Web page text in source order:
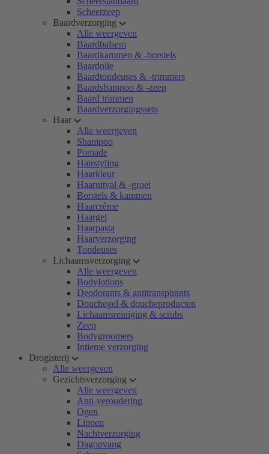
Scheerzeep
Baardverzorging
Alle weergeven
Baardbalsem
Baardkammen & -borstels
Baardolie
Baardtondeuses & -trimmers
Baardshampoo & -zeep
Baard trimmen
Baardverzorgingssets
Haar
Alle weergeven
Shampoo
Pomade
Hairstyling
Haarkleur
Haaruitval & -groei
Borstels & kammen
Haarcrème
Haargel
Haarpasta
Haarverzorging
Tondeuses
Lichaamsverzorging
Alle weergeven
Bodylotions
Deodorants & antitranspirants
Douchegel & doucheproducten
Lichaamsreiniging & scrubs
Zeep
Bodygroomers
Intieme verzorging
Drogisterij
Alle weergeven
Gezichtsverzorging
Alle weergeven
Anti-veroudering
Ogen
Lippen
Nachtverzorging
Dagopvang